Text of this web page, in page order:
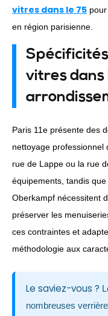
vitres dans le 75
en région parisienne.
vitres dans
Paris 11e présente des
nettoyage professionnel
rue de Lappe ou la rue
équipements, tandis
Oberkampf nécessitent
préserver les
ces contraintes et
méthodologie aux
Le saviez-vous ?
nombreuses